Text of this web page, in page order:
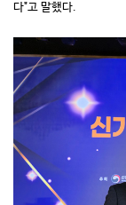
다"고 말했다.